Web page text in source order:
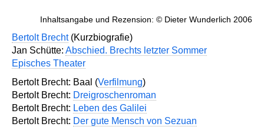
Inhaltsangabe und Rezension: © Dieter Wunderlich 2006
Bertolt Brecht(Kurzbiografie)
Jan Schütte: Abschied. Brechts letzter Sommer
Episches Theater
Bertolt Brecht: Baal (Verfilmung)
Bertolt Brecht: Dreigroschenroman
Bertolt Brecht: Leben des Galilei
Bertolt Brecht: Der gute Mensch von Sezuan